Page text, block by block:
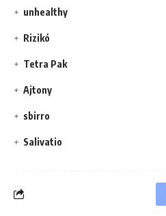
unhealthy
Rizikó
Tetra Pak
Ajtony
sbirro
Salivatio